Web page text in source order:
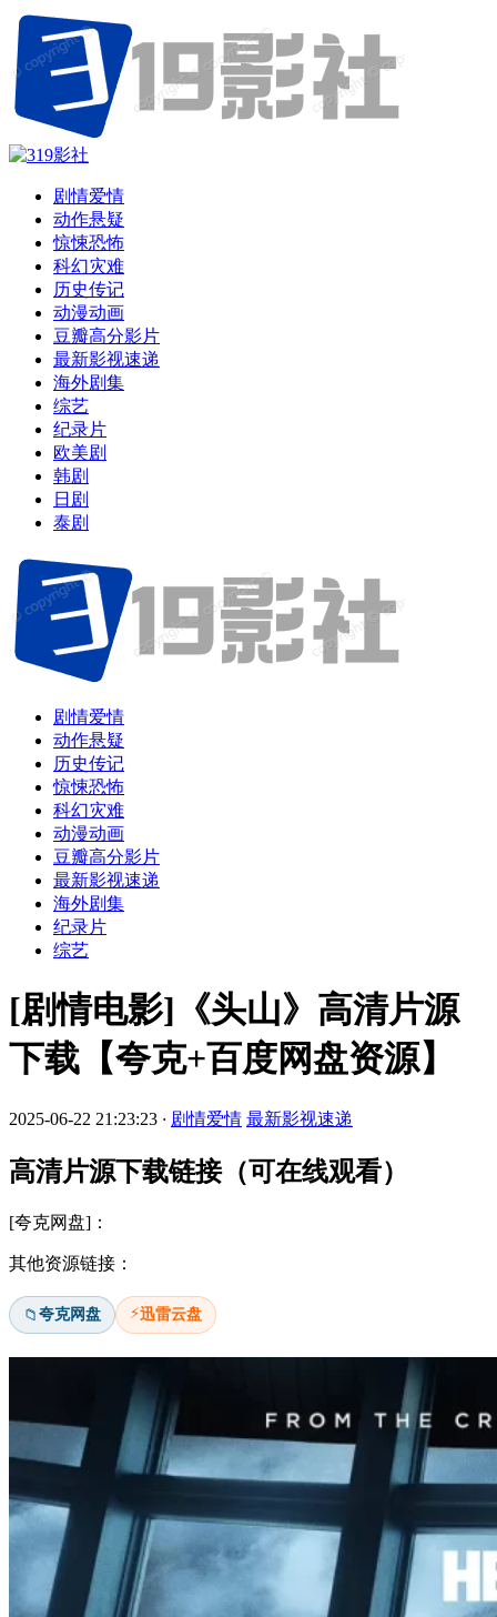
剧情爱情
动作悬疑
惊悚恐怖
科幻灾难
历史传记
动漫动画
豆瓣高分影片
最新影视速递
海外剧集
综艺
纪录片
欧美剧
韩剧
日剧
泰剧
剧情爱情
动作悬疑
历史传记
惊悚恐怖
科幻灾难
动漫动画
豆瓣高分影片
最新影视速递
海外剧集
纪录片
综艺
[剧情电影]《头山》高清片源
下载【夸克+百度网盘资源】
2025-06-22 21:23:23 · 剧情爱情 最新影视速递
高清片源下载链接（可在线观看）
[夸克网盘]：
其他资源链接：
📁夸克网盘 ⚡迅雷云盘